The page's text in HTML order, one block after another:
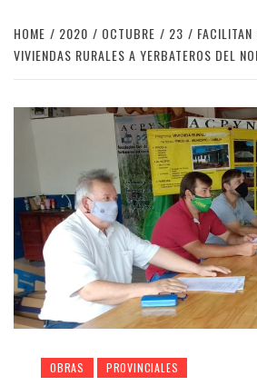
HOME 2020 OCTUBRE 23
VIVIENDAS RURALES A YERBATEROS DEL
OBRAS PROVINCIALES